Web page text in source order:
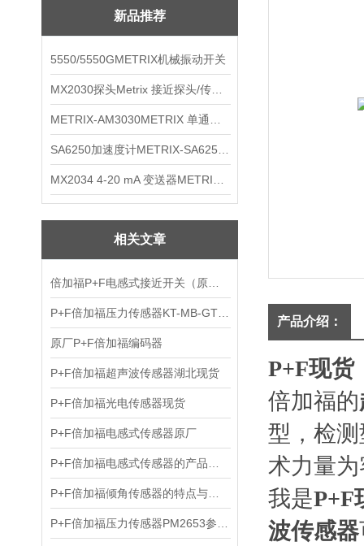
新品推荐
5550/5550GMETRIX机械振动开关
相关文章
原厂P+F倍加福编码器
P+F倍加福超声波传感器湖北现货
P+F倍加福光电传感器现货
P+F倍加福电感式传感器原厂
产品介绍：
P+F现货
倍加福的
型，检
术力量
我是P+F
波传感器